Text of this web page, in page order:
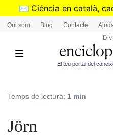
✉️ Ciència en català,
➜Subscriu-te al
Qui som Blog Contacte
El teu portal del
Temps de lectura: 1 min
Jörn